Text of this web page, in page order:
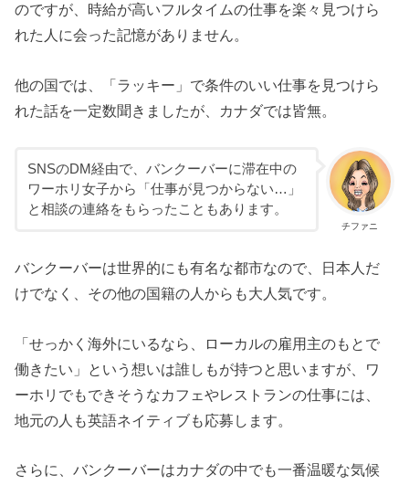
のですが、時給が高いフルタイムの仕事を楽々見つけら
れた人に会った記憶がありません。
他の国では、「ラッキー」で条件のいい仕事を見つけら
れた話を一定数聞きましたが、カナダでは皆無。
チファニ
SNSのDM経由で、バンクーバーに滞在中の
ワーホリ女子から「仕事が見つからない…」
と相談の連絡をもらったこともあります。
バンクーバーは世界的にも有名な都市なので、日本人だ
けでなく、その他の国籍の人からも大人気です。
「せっかく海外にいるなら、ローカルの雇用主のもとで
働きたい」という想いは誰しもが持つと思いますが、ワ
ーホリでもできそうなカフェやレストランの仕事には、
地元の人も英語ネイティブも応募します。
さらに、バンクーバーはカナダの中でも一番温暖な気候